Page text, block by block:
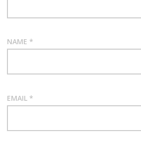
NAME *
EMAIL *